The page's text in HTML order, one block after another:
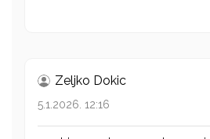
Zeljko Dokic
5.1.2026. 12:16